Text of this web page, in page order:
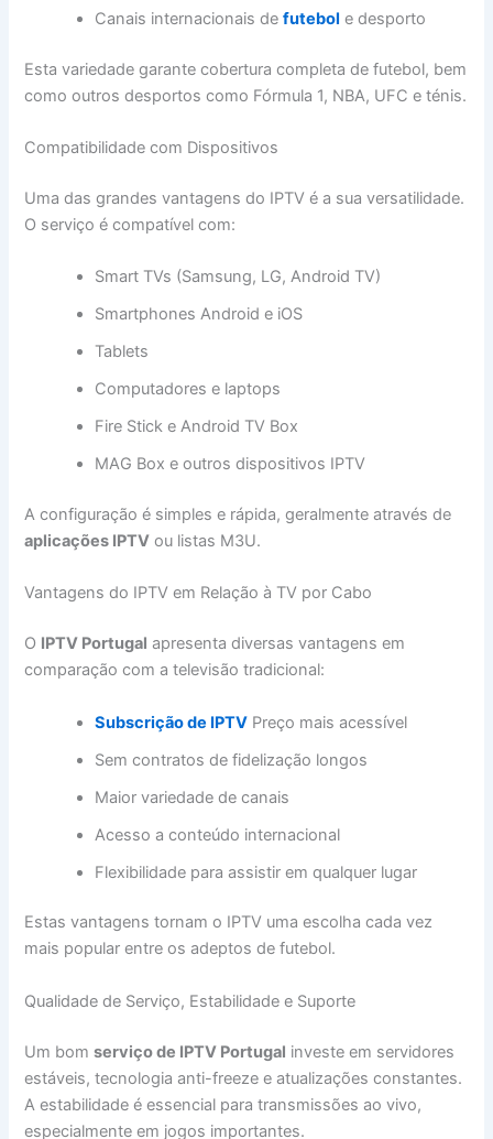
Canais internacionais defutebol e desporto
Esta variedade garante cobertura completa de futebol, bem
como outros desportos como Fórmula 1, NBA, UFC e ténis.
Compatibilidade com Dispositivos
Uma das grandes vantagens do IPTV é a sua versatilidade.
O serviço é compatível com:
Smart TVs (Samsung, LG, Android TV)
Smartphones Android e iOS
Tablets
Computadores e laptops
Fire Stick e Android TV Box
MAG Box e outros dispositivos IPTV
A configuração é simples e rápida, geralmente através de
aplicações IPTV ou listas M3U.
Vantagens do IPTV em Relação à TV por Cabo
O IPTV Portugal apresenta diversas vantagens em
comparação com a televisão tradicional:
Subscrição de IPTV Preço mais acessível
Sem contratos de fidelização longos
Maior variedade de canais
Acesso a conteúdo internacional
Flexibilidade para assistir em qualquer lugar
Estas vantagens tornam o IPTV uma escolha cada vez
mais popular entre os adeptos de futebol.
Qualidade de Serviço, Estabilidade e Suporte
Um bomserviço de IPTV Portugal investe em servidores
estáveis, tecnologia anti-freeze e atualizações constantes.
A estabilidade é essencial para transmissões ao vivo,
especialmente em jogos importantes.